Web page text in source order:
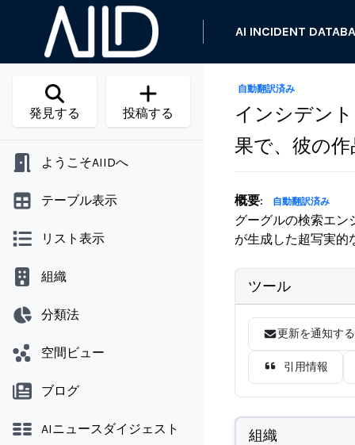
AI INCIDENT
発見する 投稿する
ようこそAIIDへ
テーブル表示
リスト表示
組織
分類法
空間ビュー
ブログ
AIニュースダイジェスト
自動翻訳済み
インシデン
果で、彼の
概要: 自動翻訳済み
グーグルの検索エン
が生成した超写実的
ツール
更新を通知する
引用情報
組織